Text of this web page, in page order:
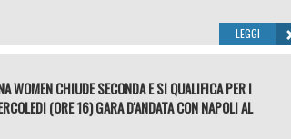
LEGGI
WOMEN CHIUDE SECONDA E SI QUALIFICA PER I
(ORE 16) GARA D'ANDATA CON NAPOLI AL